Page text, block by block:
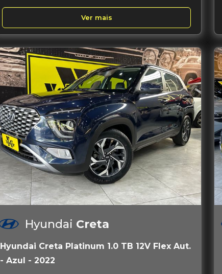
Ver mais
Hyundai Creta
Hyundai Creta Platinum 1.0 TB 12V Flex Aut.
- Azul - 2022